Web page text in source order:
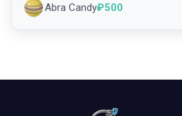
Abra Candy₽500